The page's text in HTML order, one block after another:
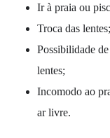
Ir à praia ou
Troca das lentes;
Possibilidade
lentes;
Incomodo ao
ar livre.